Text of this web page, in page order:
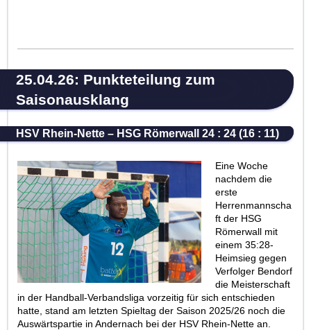
25.04.26: Punkteteilung zum
Saisonausklang
HSV Rhein-Nette – HSG Römerwall 24 : 24 (16 : 11)
Eine Woche
nachdem die
erste
Herrenmannscha
ft der HSG
Römerwall mit
einem 35:28-
Heimsieg gegen
Verfolger Bendorf
die Meisterschaft
in der Handball-Verbandsliga vorzeitig für sich entschieden
hatte, stand am letzten Spieltag der Saison 2025/26 noch die
Auswärtspartie in Andernach bei der HSV Rhein-Nette an.